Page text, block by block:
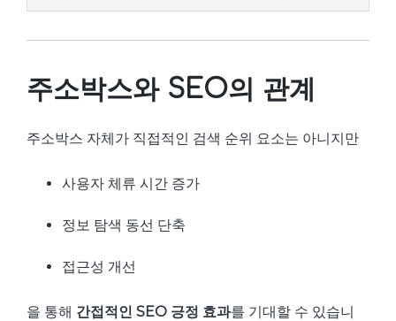
주소박스와 SEO의 관계
주소박스 자체가 직접적인 검색 순위 요소는 아니지만
사용자 체류 시간 증가
정보 탐색 동선 단축
접근성 개선
을 통해 간접적인 SEO 긍정 효과를 기대할 수 있습니